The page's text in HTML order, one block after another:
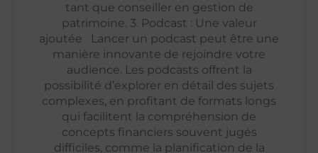
tant que conseiller en gestion de
patrimoine. 3. Podcast : Une valeur
ajoutée Lancer un podcast peut être une
manière innovante de rejoindre votre
audience. Les podcasts offrent la
possibilité d’explorer en détail des sujets
complexes, en profitant de formats longs
qui facilitent la compréhension de
concepts financiers souvent jugés
difficiles, comme la planification de la